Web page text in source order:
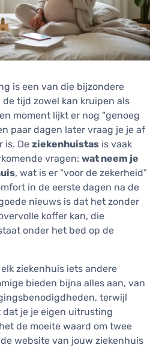
is een van die bijzondere
tijd zowel kan kruipen als
moment lijkt er nog "genoeg
paar dagen later vraag je je af
is. De ziekenhuistas is vaak
vragen: wat neem je
, wat is er "voor de zekerheid"
in de eerste dagen na de
nieuws is dat het zonder
koffer kan, die
onder het bed op de
ziekenhuis iets andere
bieden bijna alles aan, van
terwijl
je je eigen uitrusting
de moeite waard om twee
website van jouw ziekenhuis